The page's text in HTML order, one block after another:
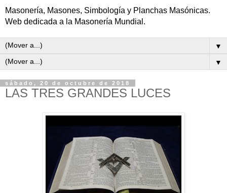
Masonería, Masones, Simbología y Planchas Masónicas.
Web dedicada a la Masonería Mundial.
▼
▼
sábado, 20 de octubre de 2018
LAS TRES GRANDES LUCES